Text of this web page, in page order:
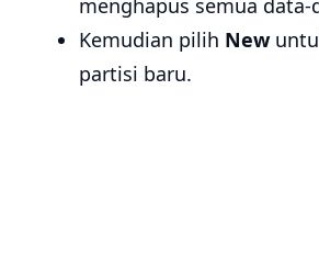
menghapus semua data-
Kemudian pilih New
partisi baru.